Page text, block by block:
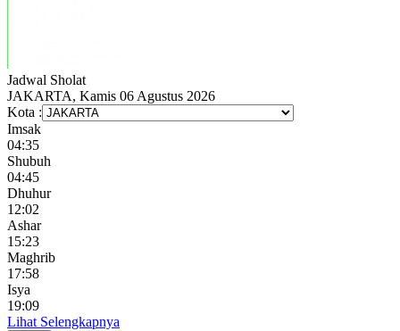
Jadwal Sholat
JAKARTA, Kamis 06 Agustus 2026
Kota :
Imsak
04:35
Shubuh
04:45
Dhuhur
12:02
Ashar
15:23
Maghrib
17:58
Isya
19:09
Lihat Selengkapnya